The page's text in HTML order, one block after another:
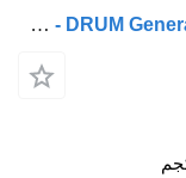
General Trailer SMB - DRUM General Trailer 2-axle tipper - SMB axles - D